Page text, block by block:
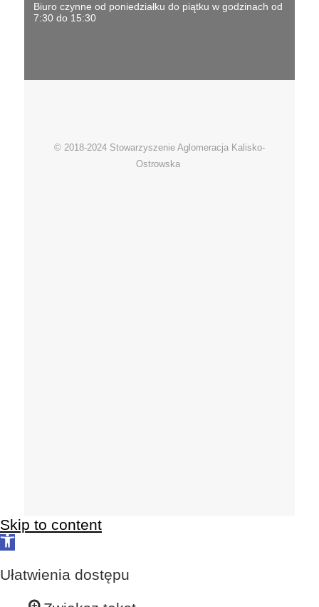
Biuro czynne od poniedziałku do piątku w godzinach od
7:30 do 15:30
© 2018-2024 Stowarzyszenie Aglomeracja Kalisko-
Ostrowska
Skip to content
Open
Ułatwienia dostępu